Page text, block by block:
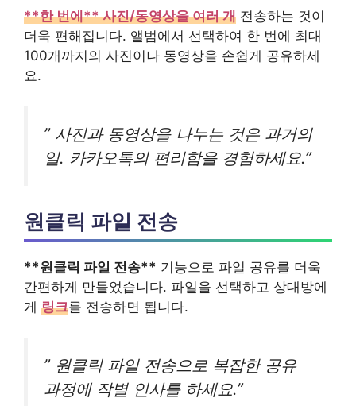
**한 번에** 사진/동영상을 여러 개 전송하는 것이
더욱 편해집니다. 앨범에서 선택하여 한 번에 최대
100개까지의 사진이나 동영상을 손쉽게 공유하세
요.
” 사진과 동영상을 나누는 것은 과거의
일. 카카오톡의 편리함을 경험하세요.”
원클릭 파일 전송
**원클릭 파일 전송** 기능으로 파일 공유를 더욱
간편하게 만들었습니다. 파일을 선택하고 상대방에
게 링크를 전송하면 됩니다.
” 원클릭 파일 전송으로 복잡한 공유
과정에 작별 인사를 하세요.”